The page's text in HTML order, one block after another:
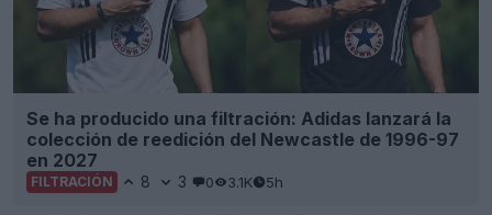
Se ha producido una filtración: Adidas lanzará la
colección de reedición del Newcastle de 1996-97
en 2027
FILTRACIÓN 8 3 0 3.1K 5h